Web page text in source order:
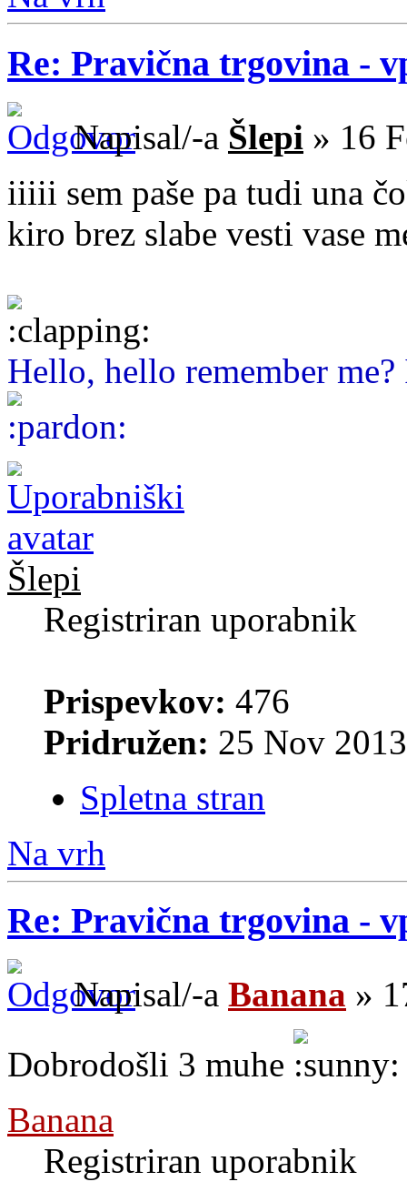
Re: Pravična trgovina -
Napisal/-a Šlepi » 16
iiiii sem paše pa tudi una
kiro brez slabe vesti vase
Hello, hello remember
Šlepi
Registriran uporabnik
Prispevkov: 476
Pridružen: 25 Nov
Spletna stran
Na vrh
Re: Pravična trgovina -
Napisal/-a Banana »
Dobrodošli 3 muhe
Banana
Registriran uporabnik